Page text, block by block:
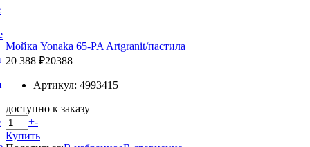
Мойка Yonaka 65-PA Artgranit/пастила
20 388 ₽20388
Артикул: 4993415
доступно к заказу
+-
Купить